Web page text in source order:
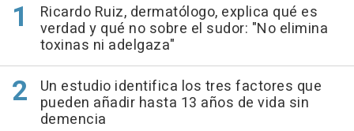
Ricardo Ruiz, dermatólogo, explica qué es
verdad y qué no sobre el sudor: "No elimina
toxinas ni adelgaza"
Un estudio identifica los tres factores que
pueden añadir hasta 13 años de vida sin
demencia